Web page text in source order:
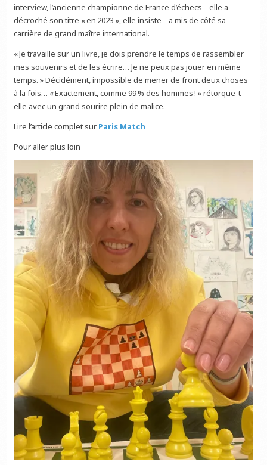
interview, l’ancienne championne de France d’échecs – elle a
décroché son titre « en 2023 », elle insiste – a mis de côté sa
carrière de grand maître international.
« Je travaille sur un livre, je dois prendre le temps de rassembler
mes souvenirs et de les écrire… Je ne peux pas jouer en même
temps. » Décidément, impossible de mener de front deux choses
à la fois… « Exactement, comme 99 % des hommes ! » rétorque-t-
elle avec un grand sourire plein de malice.
Lire l’article complet sur Paris Match
Pour aller plus loin